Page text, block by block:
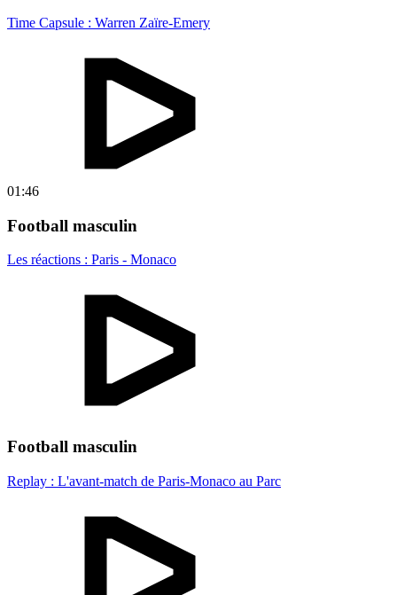
Time Capsule : Warren Zaïre-Emery
01:46
Football masculin
Les réactions : Paris - Monaco
Football masculin
Replay : L'avant-match de Paris-Monaco au Parc